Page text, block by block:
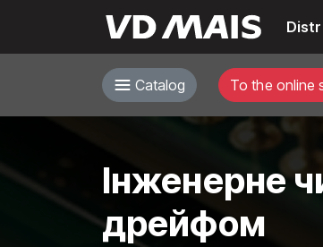
Catalog To the online
Інженерне
дрейфом